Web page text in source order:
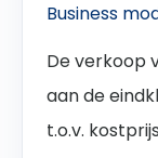
Business
De verkoop
aan de
t.o.v.